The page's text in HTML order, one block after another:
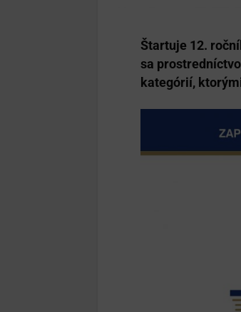
Štartuje 12.
sa
kategórií,